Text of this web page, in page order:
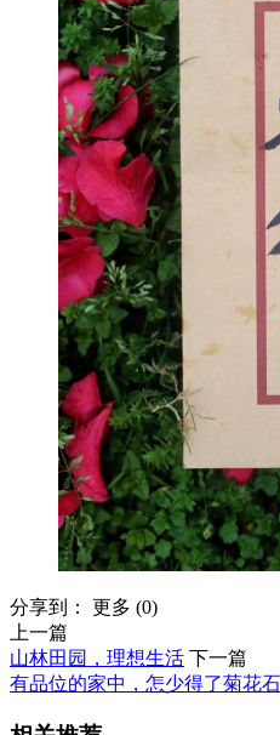
分享到： 更多 (0)
上一篇
山林田园，理想生活
下一篇
有品位的家中，怎少得了菊花石